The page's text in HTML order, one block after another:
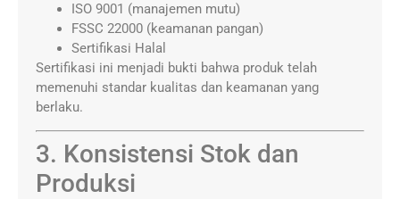
ISO 9001 (manajemen mutu)
FSSC 22000 (keamanan pangan)
Sertifikasi Halal
Sertifikasi ini menjadi bukti bahwa produk telah
memenuhi standar kualitas dan keamanan yang
berlaku.
3. Konsistensi Stok dan
Produksi